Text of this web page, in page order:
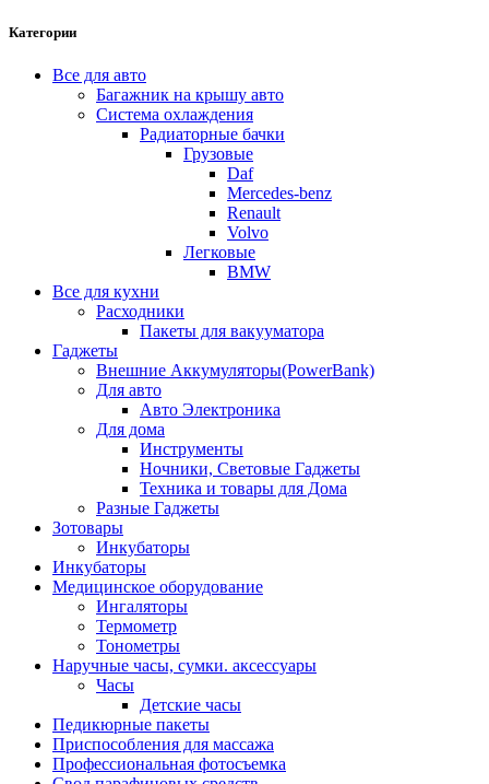
Категории
Все для авто
Багажник на крышу авто
Система охлаждения
Радиаторные бачки
Грузовые
Daf
Mercedes-benz
Renault
Volvo
Легковые
BMW
Все для кухни
Расходники
Пакеты для вакууматора
Гаджеты
Внешние Аккумуляторы(PowerBank)
Для авто
Авто Электроника
Для дома
Инструменты
Ночники, Световые Гаджеты
Техника и товары для Дома
Разные Гаджеты
Зотовары
Инкубаторы
Инкубаторы
Медицинское оборудование
Ингаляторы
Термометр
Тонометры
Наручные часы, сумки. аксессуары
Часы
Детские часы
Педикюрные пакеты
Приспособления для массажа
Профессиональная фотосъемка